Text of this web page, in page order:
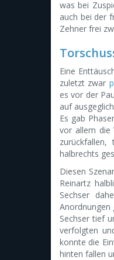
was bei
auch bei der
Zehner frei
Eine
zuletzt zwar
es vor der
auf
Es gab
vor allem die
halbrechts
Diesen
Reinartz
Sechser
Anordnungen
Sechser tief
verfolgten
konnte die
hinten fallen